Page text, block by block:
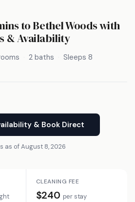
to Bethel Woods with
& Availability
2 baths Sleeps 8
& Book Direct
as of August 8, 2026
CLEANING FEE
$240 per stay